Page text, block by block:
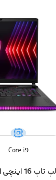
Core i9